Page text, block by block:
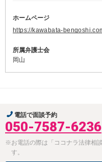
ホームページ
https://kawabata-
所属弁護士会
岡山
電話で面談予約
050-7587-6236
※お電話の際は「ココナラ法律相
す。